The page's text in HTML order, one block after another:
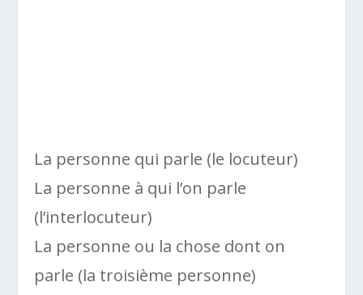
La personne qui parle (le locuteur)
La personne à qui l’on parle
(l’interlocuteur)
La personne ou la chose dont on
parle (la troisième personne)